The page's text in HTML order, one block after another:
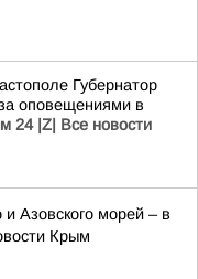
Губернатор
оповещениями в
24 |Z| Все новости
Азовского морей – в
Крым